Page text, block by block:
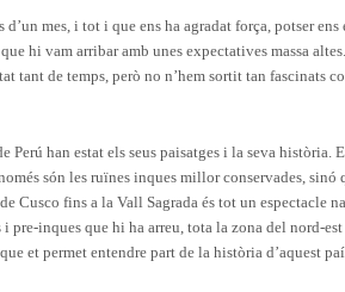
d’un mes, i tot i que ens ha agradat força, potser
hi vam arribar amb unes expectatives massa
tant de temps, però no n’hem sortit tan fascinats
Perú han estat els seus paisatges i la seva història.
són les ruïnes inques millor conservades, sinó
Cusco fins a la Vall Sagrada és tot un espectacle
pre-inques que hi ha arreu, tota la zona del nord-
et permet entendre part de la història d’aquest